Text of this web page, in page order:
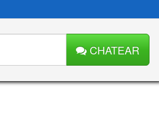
CHATEAR